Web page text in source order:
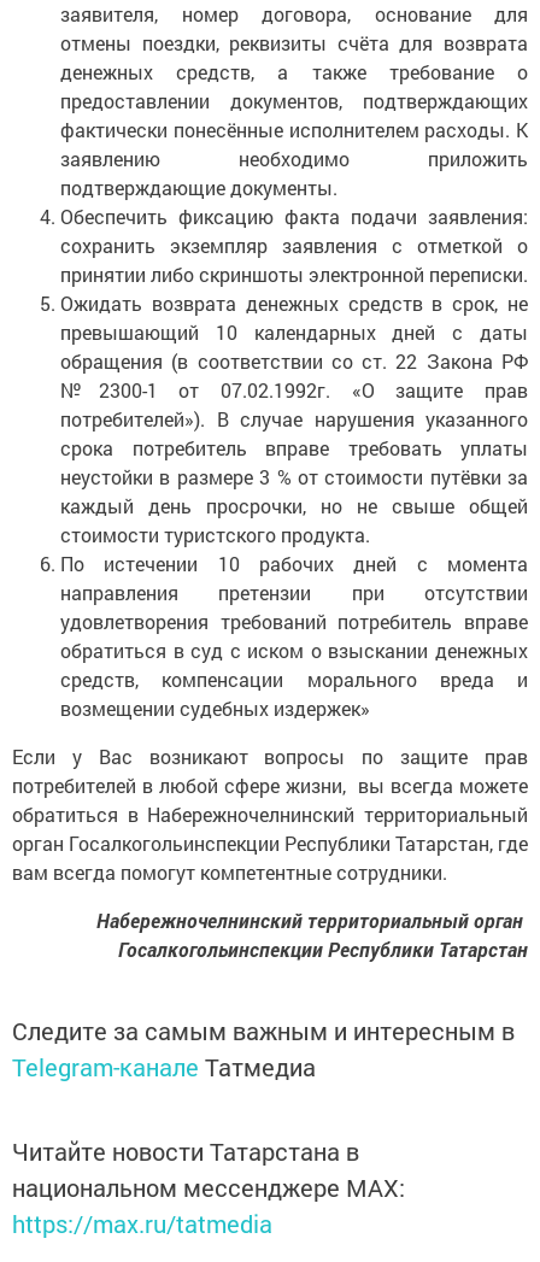
заявителя, номер договора, основание для
отмены поездки, реквизиты счёта для возврата
денежных средств, а также требование о
предоставлении документов, подтверждающих
фактически понесённые исполнителем расходы. К
заявлению необходимо приложить
подтверждающие документы.
Обеспечить фиксацию факта подачи заявления:
сохранить экземпляр заявления с отметкой о
принятии либо скриншоты электронной переписки.
Ожидать возврата денежных средств в срок, не
превышающий 10 календарных дней с даты
обращения (в соответствии со ст. 22 Закона РФ
№2300-1 от 07.02.1992г. «О защите прав
потребителей»). В случае нарушения указанного
срока потребитель вправе требовать уплаты
неустойки в размере 3 % от стоимости путёвки за
каждый день просрочки, но не свыше общей
стоимости туристского продукта.
По истечении 10 рабочих дней с момента
направления претензии при отсутствии
удовлетворения требований потребитель вправе
обратиться в суд с иском о взыскании денежных
средств, компенсации морального вреда и
возмещении судебных издержек»
Если у Вас возникают вопросы по защите прав
потребителей в любой сфере жизни, вы всегда можете
обратиться в Набережночелнинский территориальный
орган Госалкогольинспекции Республики Татарстан, где
вам всегда помогут компетентные сотрудники.
Набережночелнинский территориальный орган
Госалкогольинспекции Республики Татарстан
Следите за самым важным и интересным в
Telegram-канале Татмедиа
Читайте новости Татарстана в
национальном мессенджере MАХ:
https://max.ru/tatmedia